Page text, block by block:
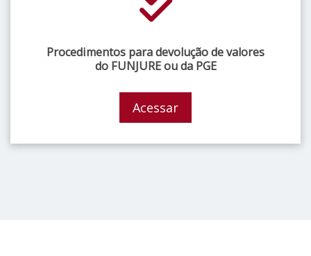
Procedimentos para devolução de valores
do FUNJURE ou da PGE
Acessar